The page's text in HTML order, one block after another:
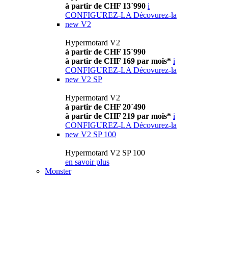
à partir de CHF 13´990 i
CONFIGUREZ-LA Décovurez-la
new V2
Hypermotard V2
à partir de CHF 15´990
à partir de CHF 169 par mois* i
CONFIGUREZ-LA Décovurez-la
new V2 SP
Hypermotard V2
à partir de CHF 20´490
à partir de CHF 219 par mois* i
CONFIGUREZ-LA Décovurez-la
new V2 SP 100
Hypermotard V2 SP 100
en savoir plus
Monster